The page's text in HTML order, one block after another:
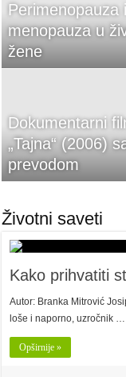
Perimenopauza i
menopauza u
žene
Dokumentarni
„Tajna“ (2006)
prevodom
Životni saveti
Kako prihvatiti
Autor: Branka Mitrović
loše i naporno, uzročnik …
Opširnije »